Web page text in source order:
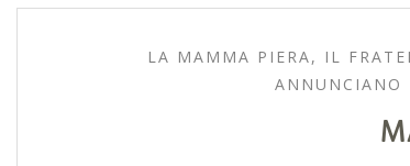
LA MAMMA PIERA, IL
ANNUNCIANO